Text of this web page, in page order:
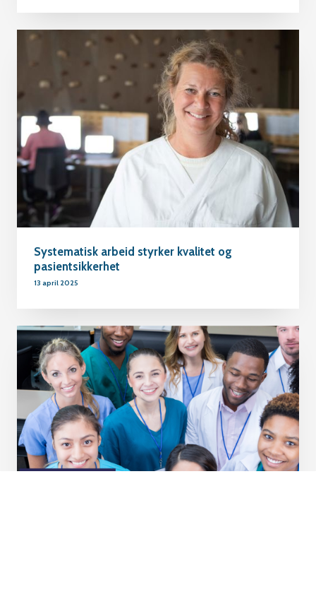
Systematisk arbeid styrker kvalitet og
pasientsikkerhet
13 april 2025